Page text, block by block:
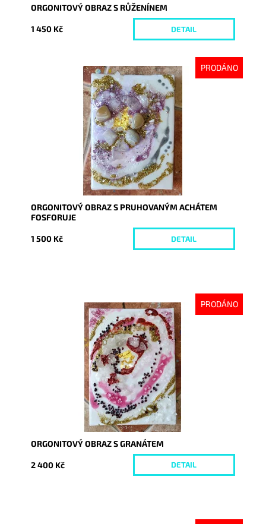
ORGONITOVÝ OBRAZ S RŮŽENÍNEM
1 450 Kč DETAIL
PRODÁNO
Vyprodáno
7165
ORGONITOVÝ OBRAZ S PRUHOVANÝM ACHÁTEM
FOSFORUJE
1 500 Kč DETAIL
PRODÁNO
Vyprodáno
7167
ORGONITOVÝ OBRAZ S GRANÁTEM
2 400 Kč DETAIL